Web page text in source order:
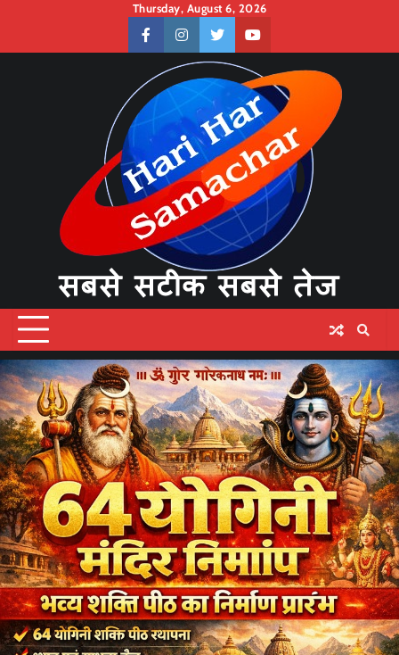
content
Thursday, August 6, 2026
facebookinstagramtwitteryoutube